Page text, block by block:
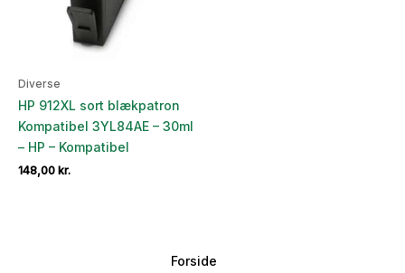
Diverse
HP 912XL sort blækpatron
Kompatibel 3YL84AE – 30ml
– HP – Kompatibel
148,00 kr.
Forside